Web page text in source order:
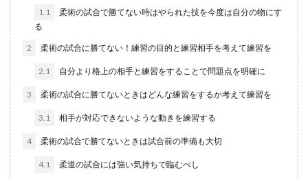
だし、今...
結婚式なのにふくさがないのはNG？ふ
くさのマナーと代用品
結婚式に出席するときは、ふくさにご祝儀を包ん
で持参します。ですが、ふくさを用意しておら
1.1
柔術の試合で勝てない時はやられた技を今度は自分の物にす
る
2 柔術の試合に勝てない！練習の目的と練習相手を考えて練習を
2.1 自分より格上の相手と練習をすることで問題点を明確に
3 柔術の試合に勝てないときはどんな練習をするか考えて練習を
3.1 相手が対応できないような動きを練習する
4 柔術の試合で勝てないときは試合前の準備も大切
4.1 柔道の試合には強い気持ちで臨むべし